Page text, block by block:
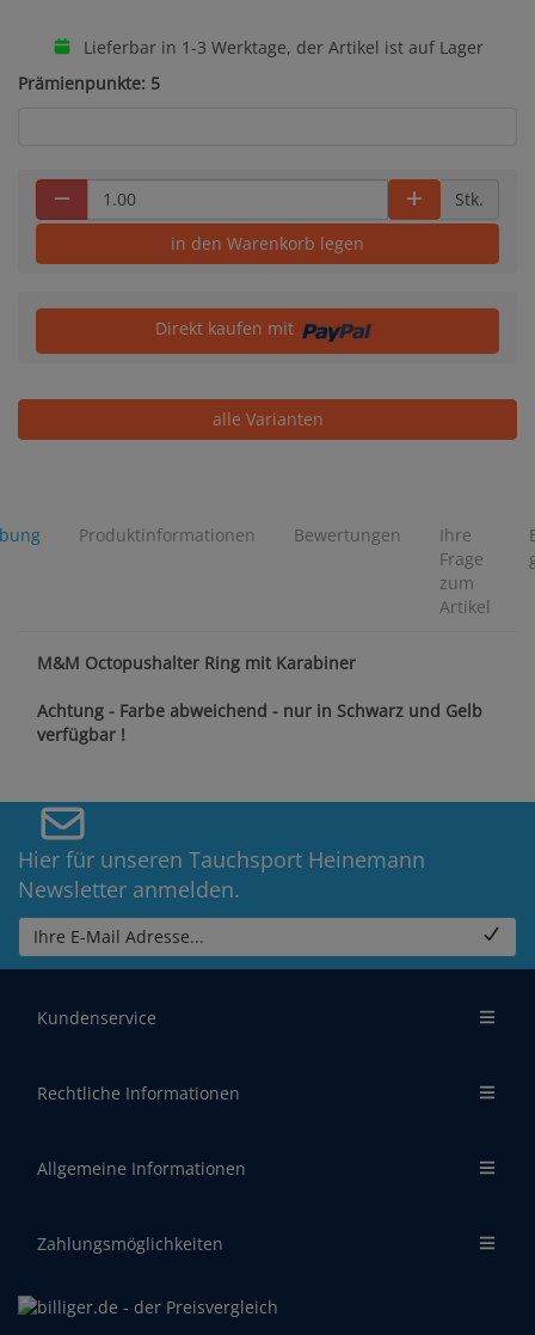
Lieferbar in 1-3 Werktage, der Artikel ist auf Lager
Prämienpunkte: 5
Stk.
in den Warenkorb legen
Direkt kaufen mit
alle Varianten
Produktinformationen Bewertungen
Ihre
Frage
zum
Artikel
M&M Octopushalter Ring mit Karabiner
Achtung - Farbe abweichend - nur in Schwarz und Gelb
verfügbar !
Hier für unseren Tauchsport Heinemann
Newsletter anmelden.
Ihre E-Mail Adresse...
Kundenservice
Rechtliche Informationen
Allgemeine Informationen
Zahlungsmöglichkeiten